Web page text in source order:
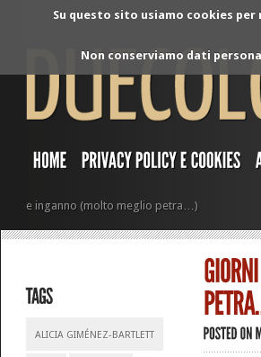
Su questo sito usiamo cookies
Non conserviamo dati
e inganno (molto meglio petra…)
ALICIA GIMÉNEZ-BARTLETT